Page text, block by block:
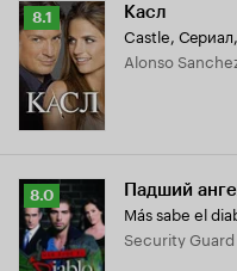
Рейтинг
Кинопоиска
8.1
8.1 Касл
Castle,
Alonso
Рейтинг
Кинопоиска
8.0
8.0 Падший
Más sabe el
Security Guard